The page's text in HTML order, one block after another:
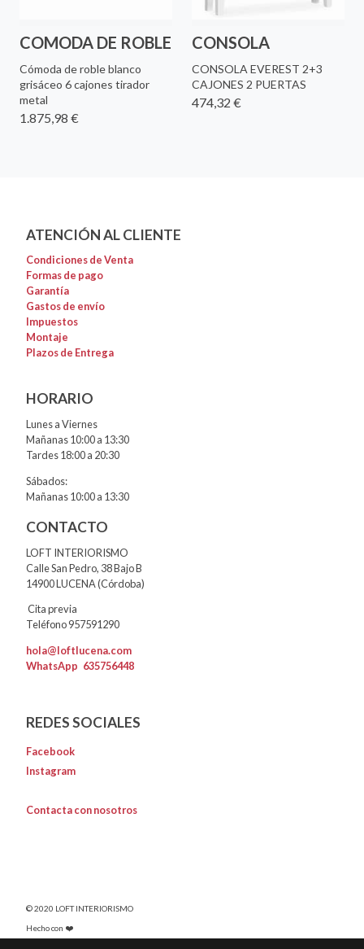
COMODA DE ROBLE
Cómoda de roble blanco
grisáceo 6 cajones tirador
metal
1.875,98 €
CONSOLA
CONSOLA EVEREST 2+3
CAJONES 2 PUERTAS
474,32 €
ATENCIÓN AL CLIENTE
Condiciones de Venta
Formas de pago
Garantía
Gastos de envío
Impuestos
Montaje
Plazos de Entrega
HORARIO
Lunes a Viernes
Mañanas 10:00 a 13:30
Tardes 18:00 a 20:30
Sábados:
Mañanas 10:00 a 13:30
CONTACTO
LOFT INTERIORISMO
Calle San Pedro, 38 Bajo B
14900 LUCENA (Córdoba)
Cita previa
Teléfono 957591290
hola@loftlucena.com
WhatsApp 635756448
REDES SOCIALES
Facebook
Instagram
Contacta con nosotros
© 2020 LOFT INTERIORISMO
Hecho con ❤️